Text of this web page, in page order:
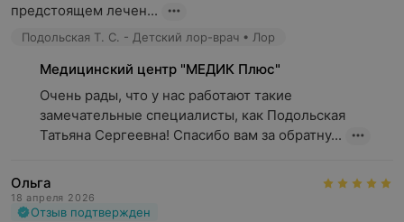
предстоящем лечен...
Подольская Т. С. - Детский лор-врач • Лор
Медицинский центр "МЕДИК Плюс"
Очень рады, что у нас работают такие
замечательные специалисты, как Подольская
Татьяна Сергеевна! Спасибо вам за обратну...
Ольга
18 апреля 2026
Отзыв подтвержден